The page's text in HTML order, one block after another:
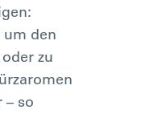
den
zu
– so